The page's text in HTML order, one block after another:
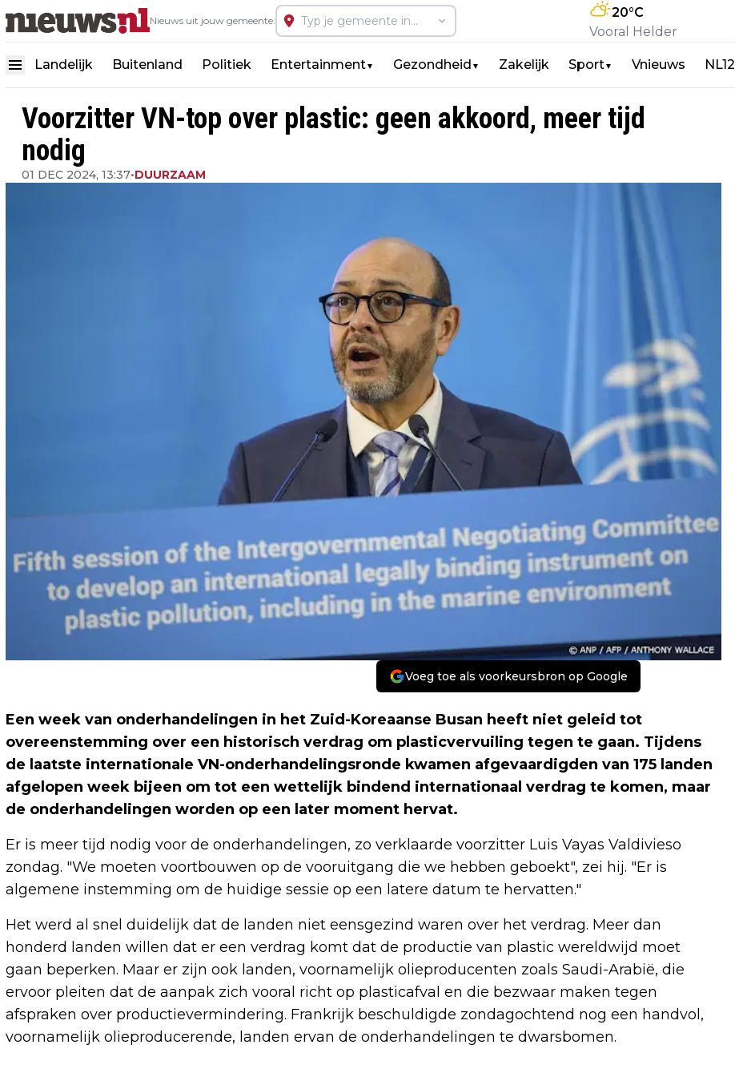
Nieuws uit jouw gemeente:
20°C
Vooral Helder
Landelijk Buitenland Politiek Entertainment▼ Gezondheid ▼ Zakelijk Sport▼ Vnieuws NL12
Voorzitter VN-top over plastic: geen akkoord, meer tijd
nodig
01 DEC 2024, 13:37•DUURZAAM
Voeg toe als voorkeursbron op Google
Een week van onderhandelingen in het Zuid-Koreaanse Busan heeft niet geleid tot
overeenstemming over een historisch verdrag om plasticvervuiling tegen te gaan. Tijdens
de laatste internationale VN-onderhandelingsronde kwamen afgevaardigden van 175 landen
afgelopen week bijeen om tot een wettelijk bindend internationaal verdrag te komen, maar
de onderhandelingen worden op een later moment hervat.
Er is meer tijd nodig voor de onderhandelingen, zo verklaarde voorzitter Luis Vayas Valdivieso
zondag. "We moeten voortbouwen op de vooruitgang die we hebben geboekt", zei hij. "Er is
algemene instemming om de huidige sessie op een latere datum te hervatten."
Het werd al snel duidelijk dat de landen niet eensgezind waren over het verdrag. Meer dan
honderd landen willen dat er een verdrag komt dat de productie van plastic wereldwijd moet
gaan beperken. Maar er zijn ook landen, voornamelijk olieproducenten zoals Saudi-Arabië, die
ervoor pleiten dat de aanpak zich vooral richt op plasticafval en die bezwaar maken tegen
afspraken over productievermindering. Frankrijk beschuldigde zondagochtend nog een handvol,
voornamelijk olieproducerende, landen ervan de onderhandelingen te dwarsbomen.